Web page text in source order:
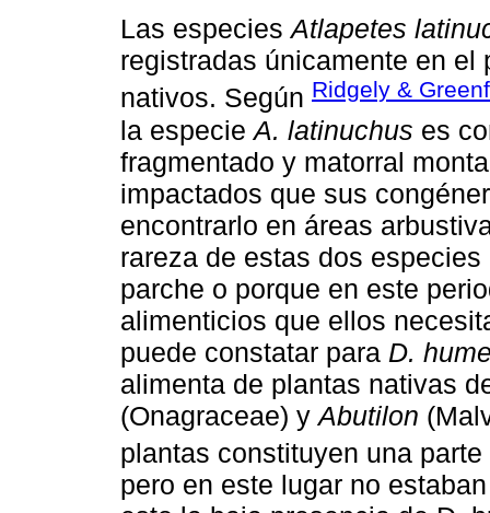
Las especiesAtlapetes
registradas únicamente en el
nativos. Según Ridgely &
la especieA. latinuchus es
fragmentado y matorral
impactados que sus
encontrarlo en áreas
rareza de estas dos
parche o porque en este
alimenticios que ellos
puede constatar para D.
alimenta de plantas nativas
(Onagraceae) yAbutilon
plantas constituyen una
pero en este lugar no